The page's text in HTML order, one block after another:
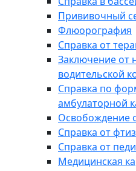
Прививочный
Флюорография
Справка от
Заключение от
водительской
Справка по
амбулаторной
Освобождение
Справка от
Справка от
Медицинская